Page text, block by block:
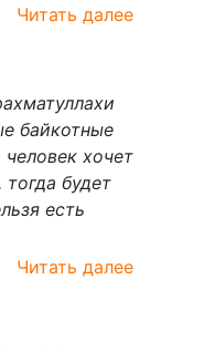
Читать далее
байкотные
хочет
будет
есть
Читать далее